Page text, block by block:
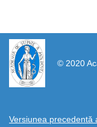
© 2020
Versiunea precedentă
https://propletenie.ru/